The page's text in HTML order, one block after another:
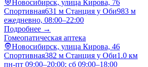
Новосибирск, улица Кирова, 76
Спортивная631 м Станция у Оби983 м
ежедневно, 08:00–22:00
Подробнее →
Гомеопатическая аптека
Новосибирск, улица Кирова, 46
Спортивная382 м Станция у Оби1.0 км
пн-пт 09:00–20:00; сб 09:00–18:00